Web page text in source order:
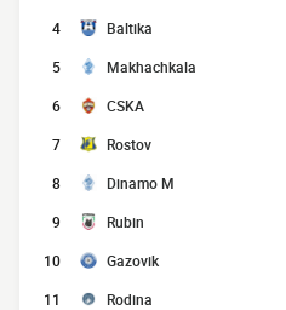
4 Baltika
5 Makhachkala
6 CSKA
7 Rostov
8 Dinamo M
9 Rubin
10 Gazovik
11 Rodina